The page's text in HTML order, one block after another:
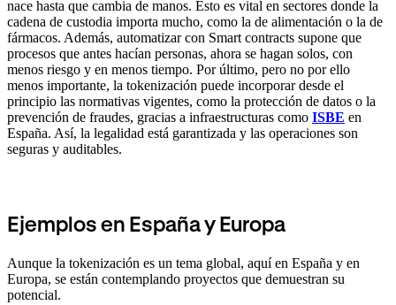
nace hasta que cambia de manos. Esto es vital en sectores donde la
cadena de custodia importa mucho, como la de alimentación o la de
fármacos. Además, automatizar con Smart contracts supone que
procesos que antes hacían personas, ahora se hagan solos, con
menos riesgo y en menos tiempo. Por último, pero no por ello
menos importante, la tokenización puede incorporar desde el
principio las normativas vigentes, como la protección de datos o la
prevención de fraudes, gracias a infraestructuras como ISBE en
España. Así, la legalidad está garantizada y las operaciones son
seguras y auditables.
Ejemplos en España y Europa
Aunque la tokenización es un tema global, aquí en España y en
Europa, se están contemplando proyectos que demuestran su
potencial.